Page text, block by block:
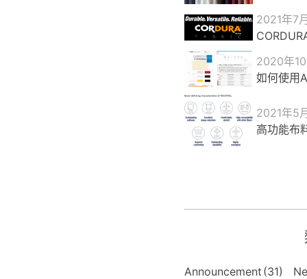
2021年7
2020年
如何使用
2021年5
高功能布
Announcement (31)